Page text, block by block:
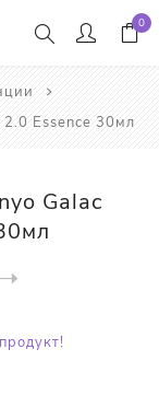
0
Essence 30мл
Galac